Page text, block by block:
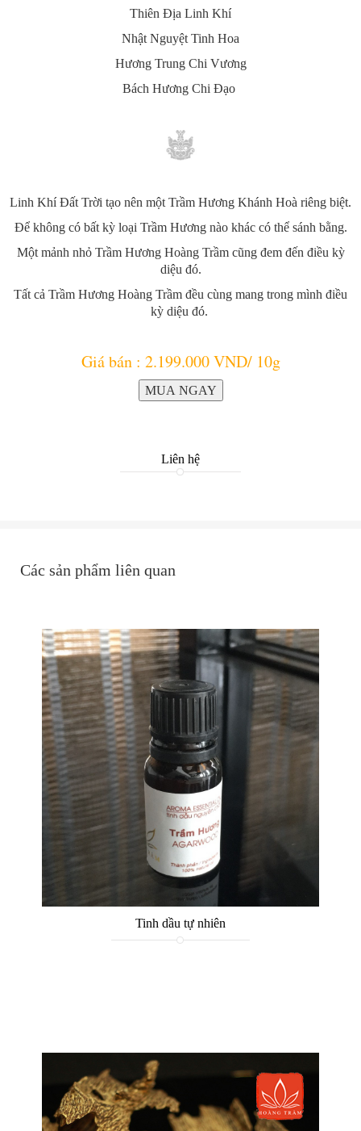
Thiên Địa Linh Khí
Nhật Nguyệt Tinh Hoa
Hương Trung Chi Vương
Bách Hương Chi Đạo
Linh Khí Đất Trời tạo nên một Trầm Hương Khánh Hoà riêng biệt.
Để không có bất kỳ loại Trầm Hương nào khác có thể sánh bằng.
Một mảnh nhỏ Trầm Hương Hoàng Trầm cũng đem đến điều kỳ
diệu đó.
Tất cả Trầm Hương Hoàng Trầm đều cùng mang trong mình điều
kỳ diệu đó.
Giá bán : 2.199.000 VND/ 10g
Liên hệ
Các sản phẩm liên quan
Tinh dầu tự nhiên